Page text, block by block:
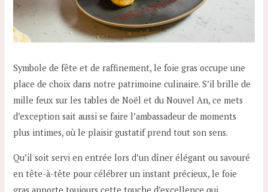
Symbole de fête et de raffinement, le foie gras occupe une
place de choix dans notre patrimoine culinaire. S’il brille de
mille feux sur les tables de Noël et du Nouvel An, ce mets
d’exception sait aussi se faire l’ambassadeur de moments
plus intimes, où le plaisir gustatif prend tout son sens.
Qu’il soit servi en entrée lors d’un dîner élégant ou savouré
en tête-à-tête pour célébrer un instant précieux, le foie
gras apporte toujours cette touche d’excellence qui